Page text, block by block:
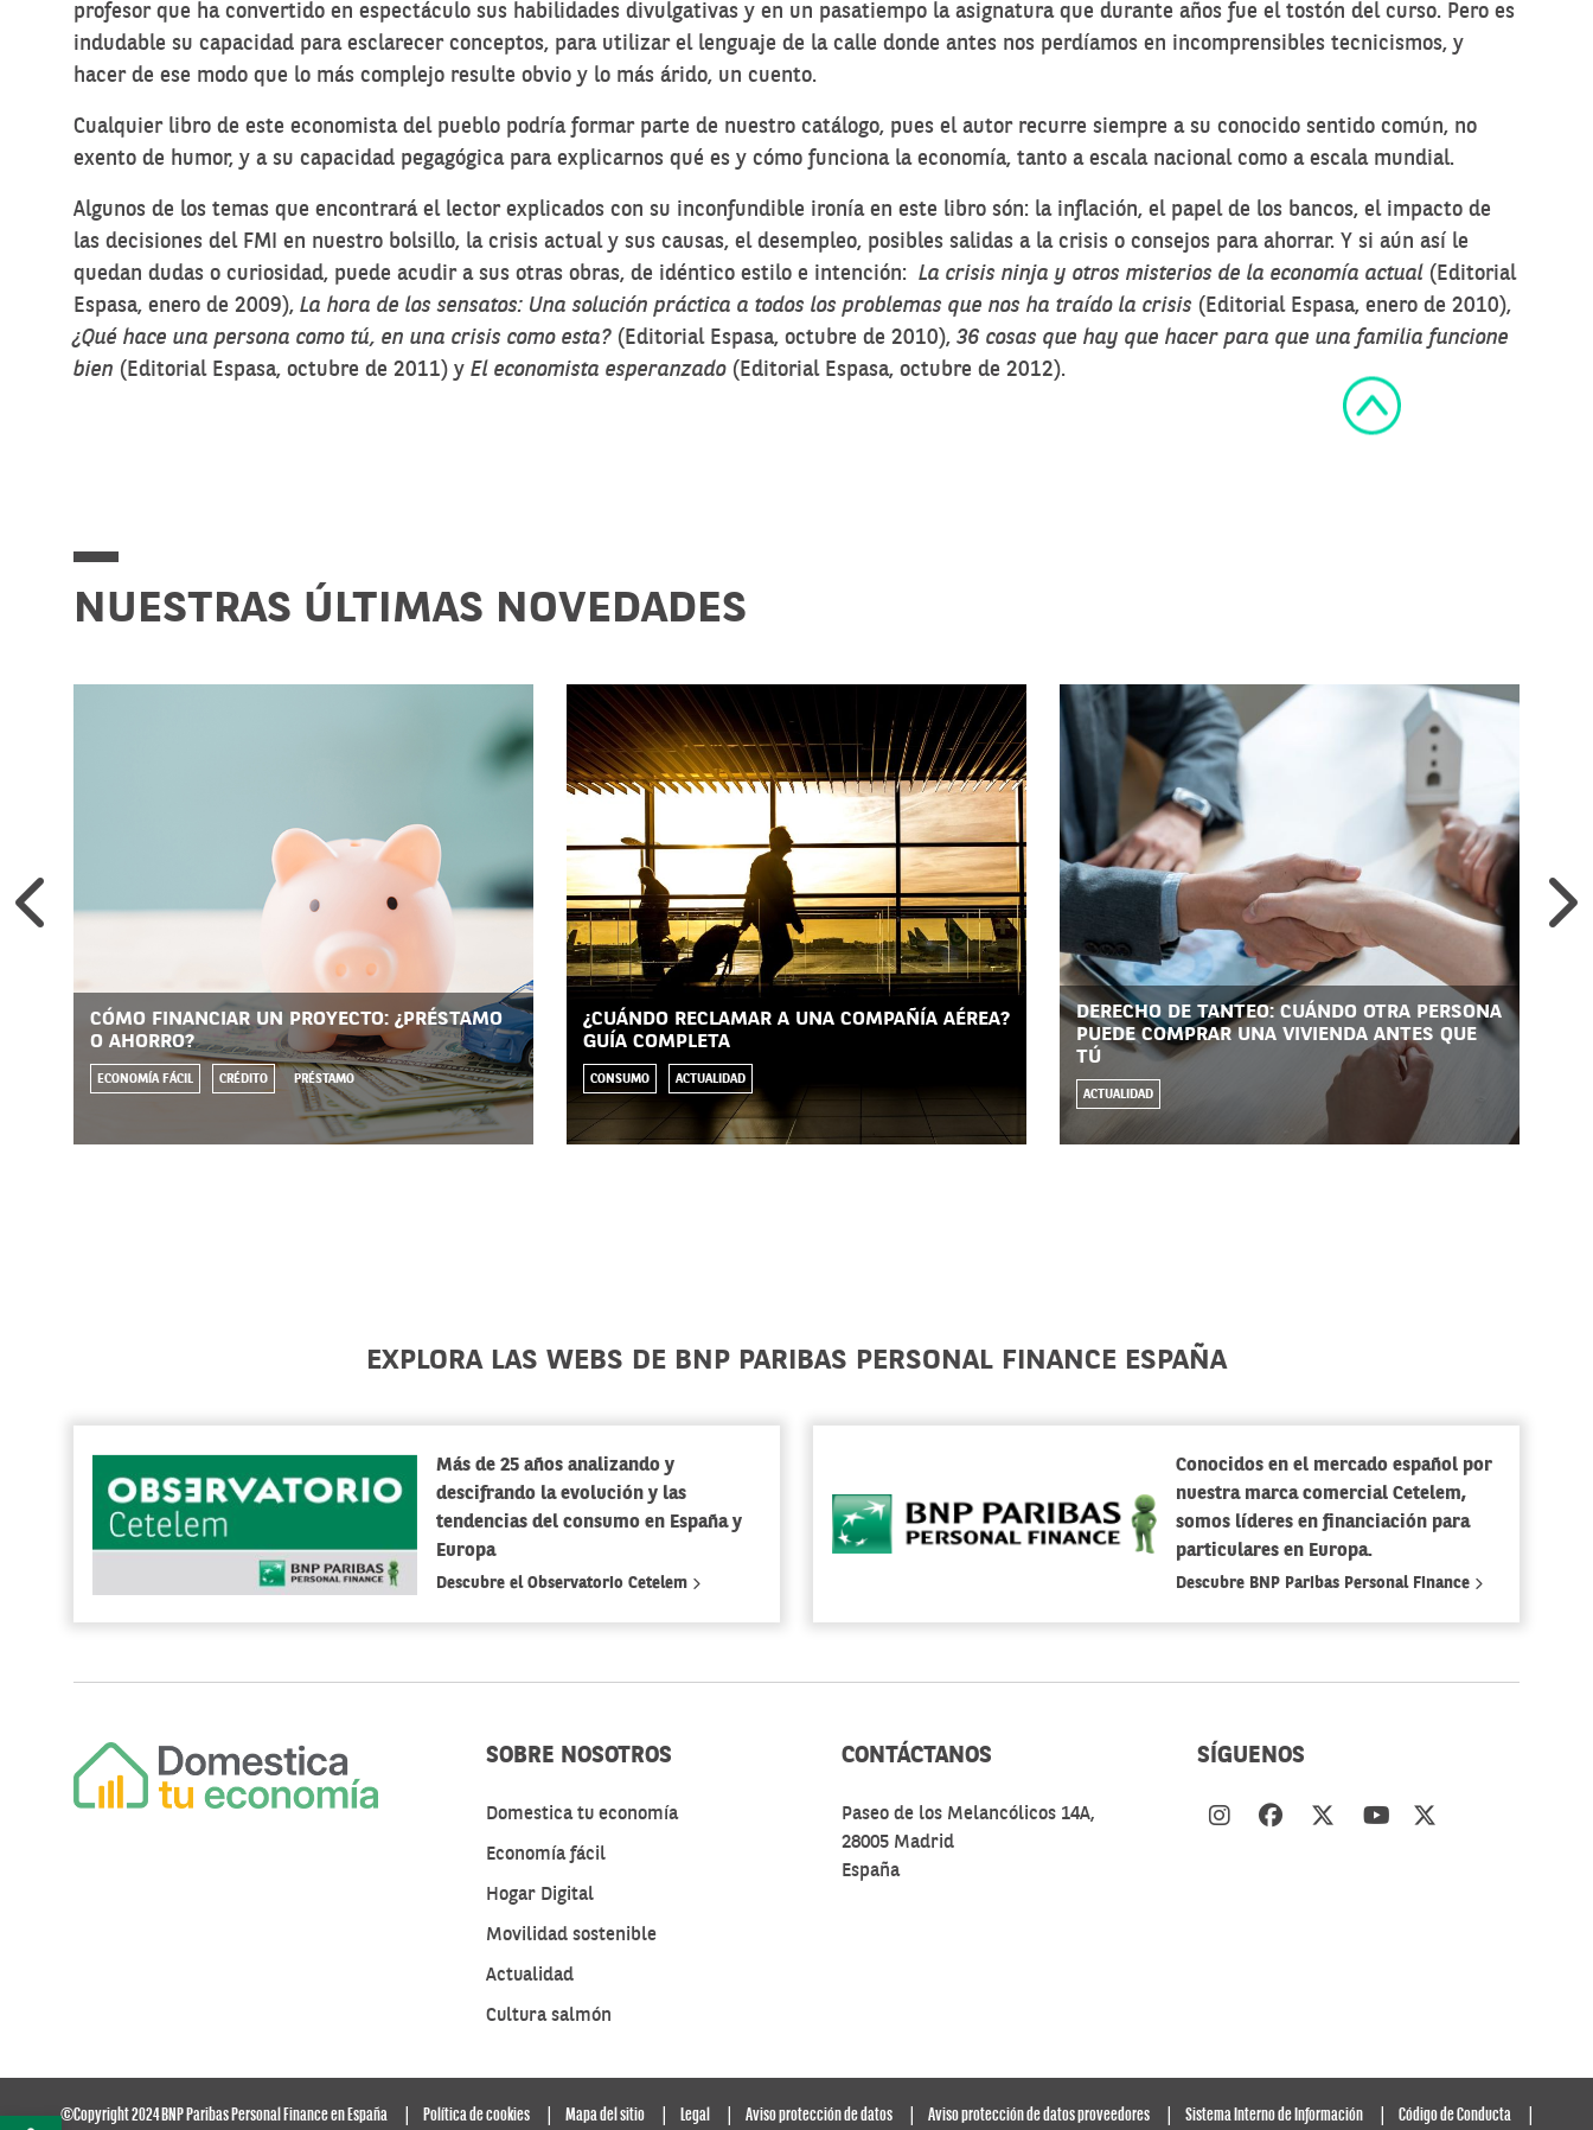
profesor que ha convertido en espectáculo sus habilidades divulgativas y en un pasatiempo la asignatura que durante años fue el tostón del curso. Pero es
indudable su capacidad para esclarecer conceptos, para utilizar el lenguaje de la calle donde antes nos perdíamos en incomprensibles tecnicismos, y
hacer de ese modo que lo más complejo resulte obvio y lo más árido, un cuento.
Cualquier libro de este economista del pueblo podría formar parte de nuestro catálogo, pues el autor recurre siempre a su conocido sentido común, no
exento de humor, y a su capacidad pegagógica para explicarnos qué es y cómo funciona la economía, tanto a escala nacional como a escala mundial.
Algunos de los temas que encontrará el lector explicados con su inconfundible ironía en este libro són: la inflación, el papel de los bancos, el impacto de
las decisiones del FMI en nuestro bolsillo, la crisis actual y sus causas, el desempleo, posibles salidas a la crisis o consejos para ahorrar. Y si aún así le
quedan dudas o curiosidad, puede acudir a sus otras obras, de idéntico estilo e intención: La crisis ninja y otros misterios de la economía actual (Editorial
Espasa, enero de 2009), La hora de los sensatos: Una solución práctica a todos los problemas que nos ha traído la crisis (Editorial Espasa, enero de 2010),
¿Qué hace una persona como tú, en una crisis como esta? (Editorial Espasa, octubre de 2010), 36 cosas que hay que hacer para que una familia funcione
bien (Editorial Espasa, octubre de 2011) y El economista esperanzado (Editorial Espasa, octubre de 2012).
NUESTRAS ÚLTIMAS NOVEDADES
CÓMO FINANCIAR UN PROYECTO: ¿PRÉSTAMO
O AHORRO?
ECONOMÍA FÁCIL CRÉDITO PRÉSTAMO
¿CUÁNDO RECLAMAR A UNA COMPAÑÍA AÉREA?
GUÍA COMPLETA
CONSUMO ACTUALIDAD
DERECHO DE TANTEO: CUÁNDO OTRA PERSONA
PUEDE COMPRAR UNA VIVIENDA ANTES QUE
TÚ
ACTUALIDAD
EXPLORA LAS WEBS DE BNP PARIBAS PERSONAL FINANCE ESPAÑA
Más de 25 años analizando y
descifrando la evolución y las
tendencias del consumo en España y
Europa
Descubre el Observatorio Cetelem
Conocidos en el mercado español por
nuestra marca comercial Cetelem,
somos líderes en financiación para
particulares en Europa.
Descubre BNP Paribas Personal Finance
SOBRE NOSOTROS
Domestica tu economía
Economía fácil
Hogar Digital
Movilidad sostenible
Actualidad
Cultura salmón
CONTÁCTANOS
Paseo de los Melancólicos 14A,
28005 Madrid
España
SÍGUENOS
©Copyright 2024 BNP Paribas Personal Finance en España Política de cookies Mapa del sitio Legal Aviso protección de datos Aviso protección de datos proveedores Sistema Interno de Información Código de Conducta